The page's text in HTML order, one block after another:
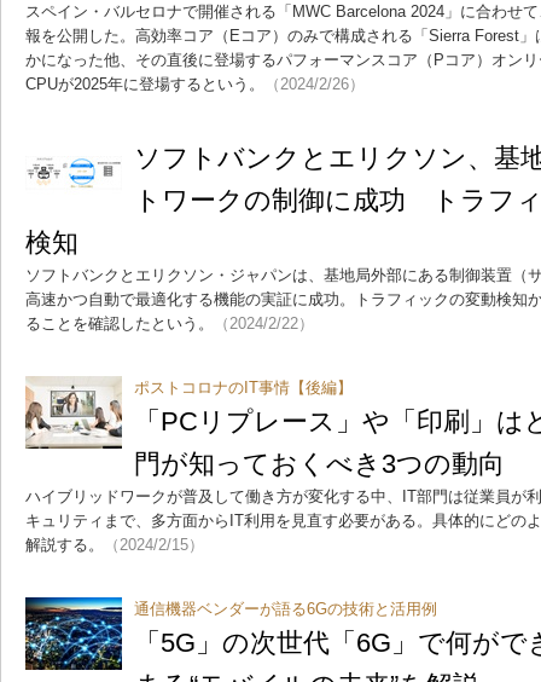
スペイン・バルセロナで開催される「MWC Barcelona 2024」に合わせ
報を公開した。高効率コア（Eコア）のみで構成される「Sierra Forest
かになった他、その直後に登場するパフォーマンスコア（Pコア）オン
CPUが2025年に登場するという。
（2024/2/26）
ソフトバンクとエリクソン、基
トワークの制御に成功 トラフ
検知
ソフトバンクとエリクソン・ジャパンは、基地局外部にある制御装置（
高速かつ自動で最適化する機能の実証に成功。トラフィックの変動検知
ることを確認したという。
（2024/2/22）
ポストコロナのIT事情【後編】
「PCリプレース」や「印刷」
門が知っておくべき3つの動向
ハイブリッドワークが普及して働き方が変化する中、IT部門は従業員が
キュリティまで、多方面からIT利用を見直す必要がある。具体的にどの
解説する。
（2024/2/15）
通信機器ベンダーが語る6Gの技術と活用例
「5G」の次世代「6G」で何が